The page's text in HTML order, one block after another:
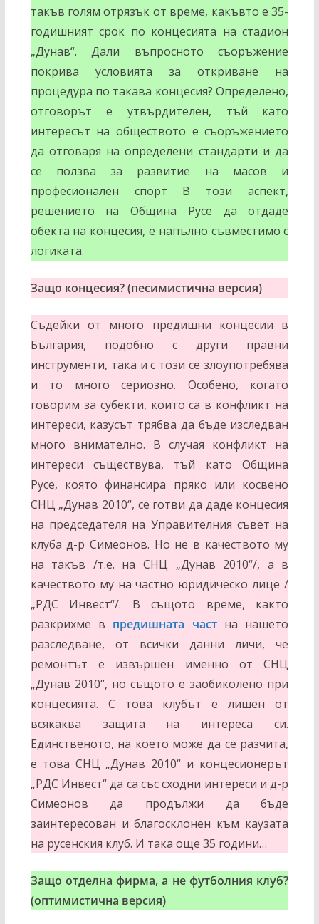
такъв голям отрязък от време, какъвто е 35-
годишният срок по концесията на стадион
„Дунав“. Дали въпросното съоръжение
покрива условията за откриване на
процедура по такава концесия? Определено,
отговорът е утвърдителен, тъй като
интересът на обществото е съоръжението
да отговаря на определени стандарти и да
се ползва за развитие на масов и
професионален спорт В този аспект,
решението на Община Русе да отдаде
обекта на концесия, е напълно съвместимо с
логиката.
Защо концесия? (песимистична версия)
Съдейки от много предишни концесии в
България, подобно с други правни
инструменти, така и с този се злоупотребява
и то много сериозно. Особено, когато
говорим за субекти, които са в конфликт на
интереси, казусът трябва да бъде изследван
много внимателно. В случая конфликт на
интереси съществува, тъй като Община
Русе, която финансира пряко или косвено
СНЦ „Дунав 2010“, се готви да даде концесия
на председателя на Управителния съвет на
клуба д-р Симеонов. Но не в качеството му
на такъв /т.е. на СНЦ „Дунав 2010“/, а в
качеството му на частно юридическо лице /
„РДС Инвест“/. В същото време, както
разкрихме в предишната частна нашето
разследване, от всички данни личи, че
ремонтът е извършен именно от СНЦ
„Дунав 2010“, но същото е заобиколено при
концесията. С това клубът е лишен от
всякаква защита на интереса си.
Единственото, на което може да се разчита,
е това СНЦ „Дунав 2010“ и концесионерът
„РДС Инвест“ да са със сходни интереси и д-р
Симеонов да продължи да бъде
заинтересован и благосклонен към каузата
на русенския клуб. И така още 35 години…
Защо отделна фирма, а не футболния клуб?
(оптимистична версия)